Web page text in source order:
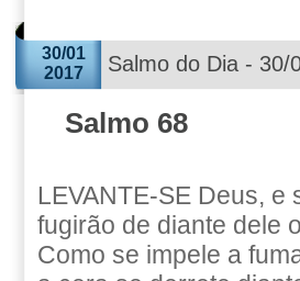
30/01
2017
Salmo do Dia - 30/
Salmo 68
LEVANTE-SE Deus,
fugirão de diante dele
Como se impele a